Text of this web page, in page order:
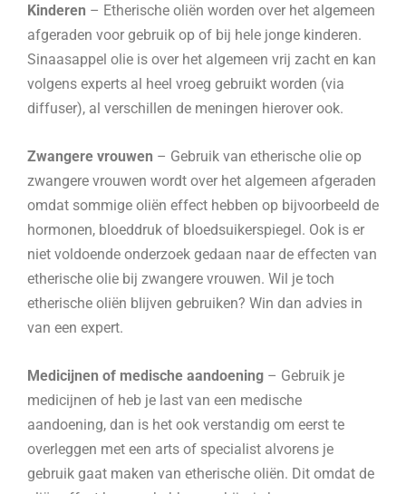
Kinderen – Etherische oliën worden over het algemeen
afgeraden voor gebruik op of bij hele jonge kinderen.
Sinaasappel olie is over het algemeen vrij zacht en kan
volgens experts al heel vroeg gebruikt worden (via
diffuser), al verschillen de meningen hierover ook.
Zwangere vrouwen – Gebruik van etherische olie op
zwangere vrouwen wordt over het algemeen afgeraden
omdat sommige oliën effect hebben op bijvoorbeeld de
hormonen, bloeddruk of bloedsuikerspiegel. Ook is er
niet voldoende onderzoek gedaan naar de effecten van
etherische olie bij zwangere vrouwen. Wil je toch
etherische oliën blijven gebruiken? Win dan advies in
van een expert.
Medicijnen of medische aandoening – Gebruik je
medicijnen of heb je last van een medische
aandoening, dan is het ook verstandig om eerst te
overleggen met een arts of specialist alvorens je
gebruik gaat maken van etherische oliën. Dit omdat de